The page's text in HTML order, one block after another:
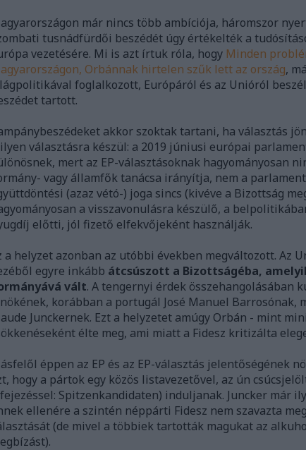
már nincs több ambíciója, háromszor
tusnádfürdői beszédét úgy értékelték a
vezetésére. Mi is azt írtuk róla, hogy Minden
Orbánnak hirtelen szűk lett az ország,
foglalkozott, Európáról és az Unióról
tartott.
akkor szoktak tartani, ha választás
választásra készül: a 2019 júniusi európai
mert az EP-választásoknak hagyományosan
vagy államfők tanácsa irányítja, nem a
(azaz vétó-) joga sincs (kivéve a Bizottság
a visszavonulásra készülő, a
előtti, jól fizető elfekvőjeként használják.
a helyzet azonban az utóbbi években megváltozott. Az
egyre inkább átcsúszott a Bizottságéba,
vált. A tengernyi érdek összehangolásában
korábban a portugál José Manuel Barrosónak,
Junckernek. Ezt a helyzetet amúgy Orbán - mint
élte meg, ami miatt a Fidesz kritizálta
éppen az EP és az EP-választás jelentőségének
hogy a pártok egy közös listavezetővel, az ún
Spitzenkandidaten) induljanak. Juncker már
ellenére a szintén néppárti Fidesz nem szavazta
(de mivel a többiek tartották magukat az